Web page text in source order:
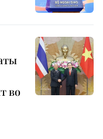
во